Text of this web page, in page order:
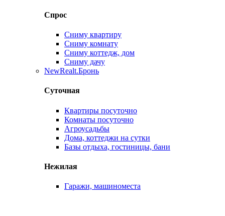
Спрос
Сниму квартиру
Сниму комнату
Сниму коттедж, дом
Сниму дачу
NewRealt.Бронь
Суточная
Квартиры посуточно
Комнаты посуточно
Агроусадьбы
Дома, коттеджи на сутки
Базы отдыха, гостиницы, бани
Нежилая
Гаражи, машиноместа